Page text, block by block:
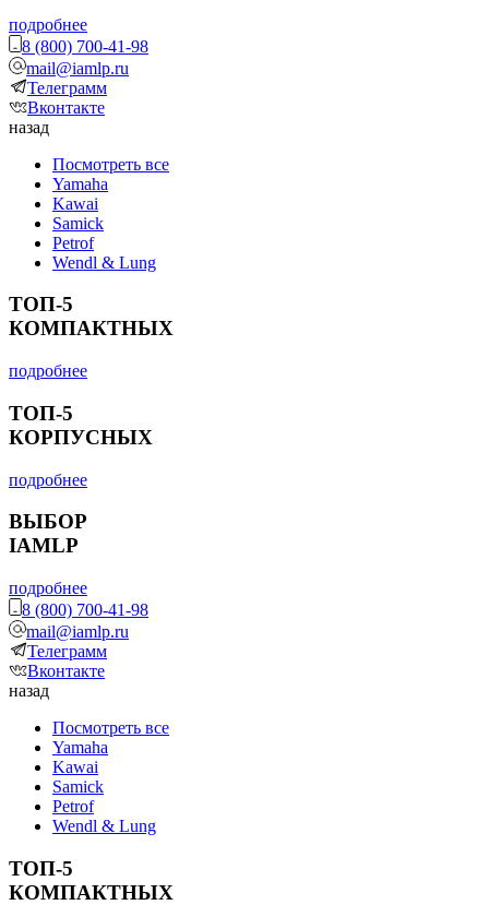
подробнее
8 (800) 700-41-98
mail@iamlp.ru
Телеграмм
Вконтакте
назад
Посмотреть все
Yamaha
Kawai
Samick
Petrof
Wendl & Lung
ТОП-5
КОМПАКТНЫХ
подробнее
ТОП-5
КОРПУСНЫХ
подробнее
ВЫБОР
IAMLP
подробнее
8 (800) 700-41-98
mail@iamlp.ru
Телеграмм
Вконтакте
назад
Посмотреть все
Yamaha
Kawai
Samick
Petrof
Wendl & Lung
ТОП-5
КОМПАКТНЫХ